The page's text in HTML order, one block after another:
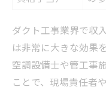
ダクト工事業界で収
は非常に大きな効果
空調設備士や管工事
ことで、現場責任者